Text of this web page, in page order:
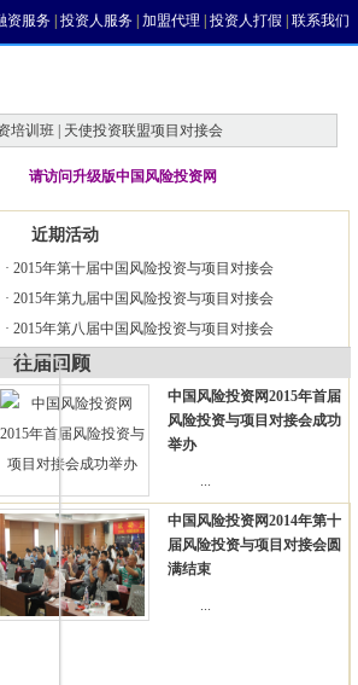
资服务 投资人服务 加盟代理 投资人打假 联系我们
培训班 | 天使投资联盟项目对接会
请访问升级版中国风险投资网
近期活动
· 2015年第十届中国风险投资与项目对接会
· 2015年第九届中国风险投资与项目对接会
· 2015年第八届中国风险投资与项目对接会
往届回顾
中国风险投资网2015年首届
风险投资与项目对接会成功
举办
...
中国风险投资网2014年第十
届风险投资与项目对接会圆
满结束
...